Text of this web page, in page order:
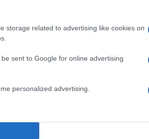
storage related to advertising like cookies on
sent to Google for online advertising
personalized advertising.
έπεσε σε
Χαλάνδρι, παρέσυρε